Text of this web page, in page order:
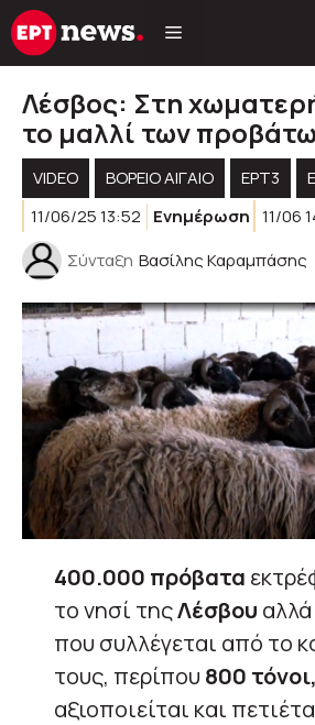
Μετάβαση
σε
Λέσβος: Στη
το μαλλί των
VIDEO ΒΟΡΕΙΟ ΑΙΓΑΙΟ ΕΡΤ3
11/06/25 13:52
Ενημέρωση 11/06
Σύνταξη Βασίλης Καραμπάσης
400.000 πρόβατα
το νησί τηςΛέσβου
που συλλέγεται από το
τους, περίπου 800 τόνοι,
αξιοποιείται και